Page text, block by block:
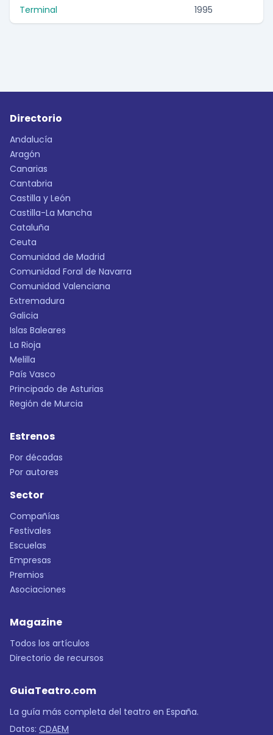
Terminal 1995
Directorio
Andalucía
Aragón
Canarias
Cantabria
Castilla y León
Castilla-La Mancha
Cataluña
Ceuta
Comunidad de Madrid
Comunidad Foral de Navarra
Comunidad Valenciana
Extremadura
Galicia
Islas Baleares
La Rioja
Melilla
País Vasco
Principado de Asturias
Región de Murcia
Estrenos
Por décadas
Por autores
Sector
Compañías
Festivales
Escuelas
Empresas
Premios
Asociaciones
Magazine
Todos los artículos
Directorio de recursos
GuiaTeatro.com
La guía más completa del teatro en España.
Datos: CDAEM